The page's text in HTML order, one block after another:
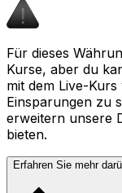
Für dieses
Kurse, aber du
mit dem Live-
Einsparungen zu
erweitern unsere
bieten.
Erfahren Sie mehr